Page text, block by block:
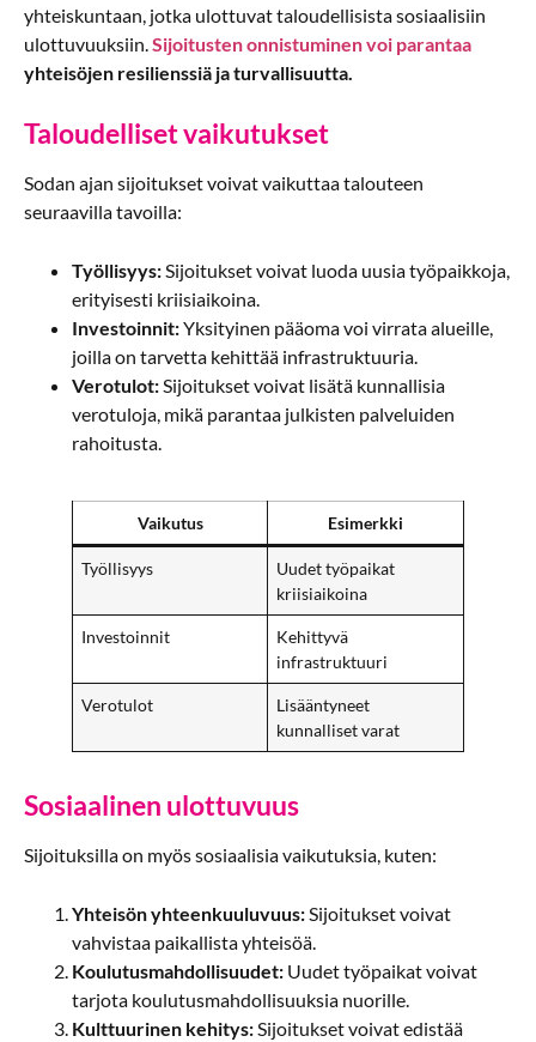
yhteiskuntaan, jotka ulottuvat taloudellisista sosiaalisiin
ulottuvuuksiin.Sijoitusten onnistuminen voi parantaa
yhteisöjen resilienssiä ja turvallisuutta.
Taloudelliset vaikutukset
Sodan ajan sijoitukset voivat vaikuttaa talouteen
seuraavilla tavoilla:
Työllisyys:Sijoitukset voivat luoda uusia työpaikkoja,
erityisesti kriisiaikoina.
Investoinnit:Yksityinen pääoma voi virrata alueille,
joilla on tarvetta kehittää infrastruktuuria.
Verotulot:Sijoitukset voivat lisätä kunnallisia
verotuloja, mikä parantaa julkisten palveluiden
rahoitusta.
Vaikutus Esimerkki
Työllisyys
Uudet työpaikat
kriisiaikoina
Investoinnit
Kehittyvä
infrastruktuuri
Verotulot
Lisääntyneet
kunnalliset varat
Sosiaalinen ulottuvuus
Sijoituksilla on myös sosiaalisia vaikutuksia, kuten:
Yhteisön yhteenkuuluvuus:Sijoitukset voivat
vahvistaa paikallista yhteisöä.
Koulutusmahdollisuudet: Uudet työpaikat voivat
tarjota koulutusmahdollisuuksia nuorille.
Kulttuurinen kehitys:Sijoitukset voivat edistää